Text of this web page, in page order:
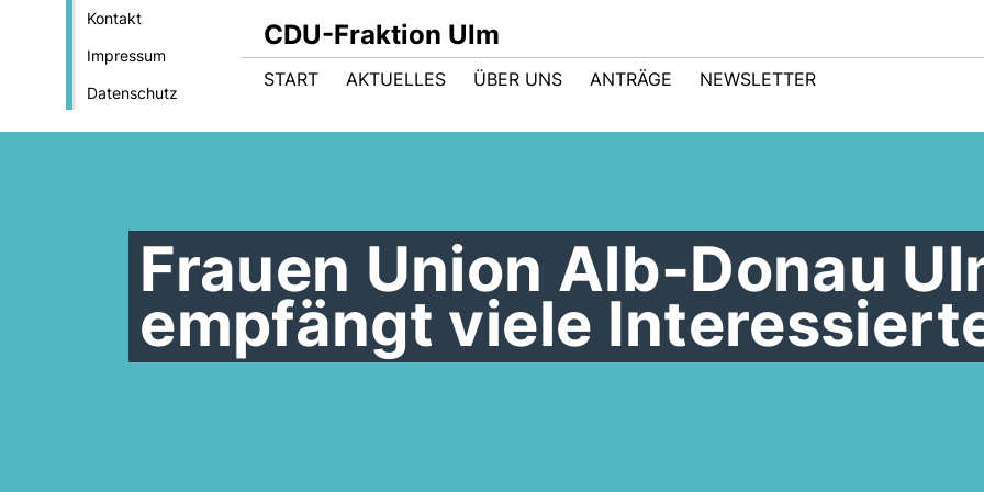
Kontakt
Impressum
Datenschutz
CDU-Fraktion Ulm
START AKTUELLES ÜBER UNS ANTRÄGE NEWSLETTER
Frauen Union Alb-Donau
empfängt viele